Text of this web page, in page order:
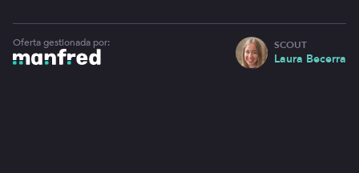
Oferta gestionada por: SCOUT
Laura Becerra